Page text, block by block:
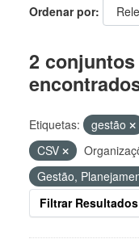
Ordenar por
2
Etiquetas: gestão
CSV
Gestão,
Filtrar Resultados